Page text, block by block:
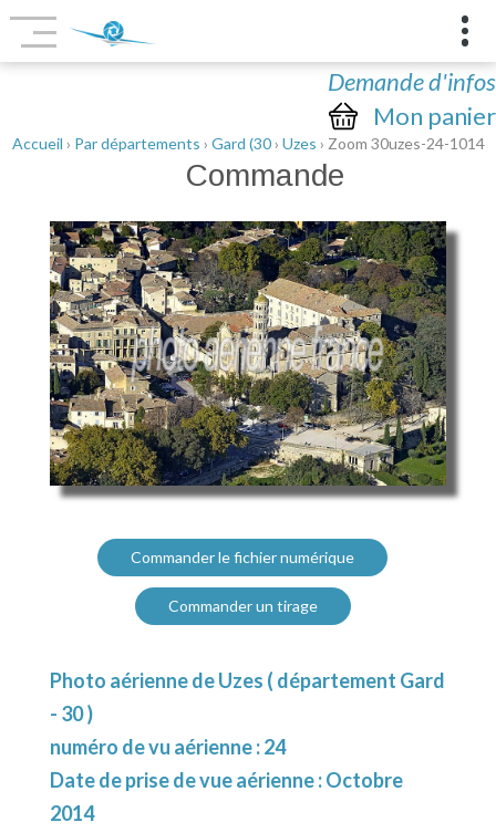
Demande d'infos
Mon panier
Accueil › Par départements › Gard (30› Uzes › Zoom 30uzes-24-1014
Commande
Commander le fichier numérique
Commander un tirage
Photo aérienne de Uzes ( département Gard
- 30 )
numéro de vu aérienne : 24
Date de prise de vue aérienne : Octobre
2014